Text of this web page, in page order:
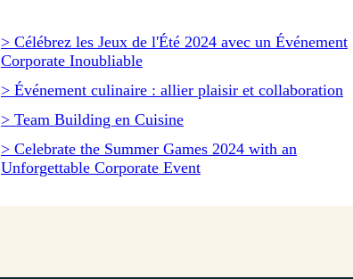
> Célébrez les Jeux de l'Été 2024 avec un Événement
Corporate Inoubliable
> Événement culinaire : allier plaisir et collaboration
> Team Building en Cuisine
> Celebrate the Summer Games 2024 with an
Unforgettable Corporate Event